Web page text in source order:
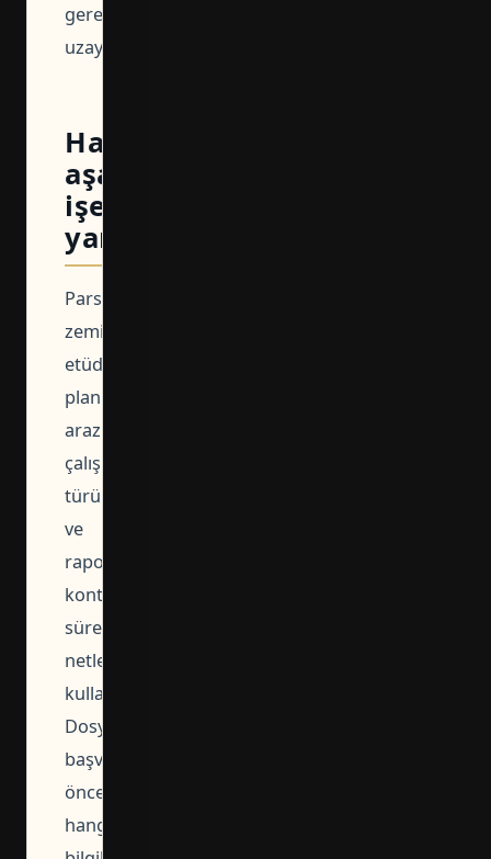
gereksiz
uzayabilir.
Hangi
aşamada
işe
yarar?
Parselde
zemin
etüdü
planlanırken,
arazi
çalışması
türü
ve
rapor
kontrol
süreci
netleştirilirken
kullanılabilir.
Dosya,
başvuru
öncesinde
hangi